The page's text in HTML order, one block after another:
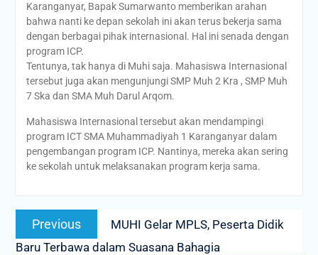
Karanganyar, Bapak Sumarwanto memberikan arahan
bahwa nanti ke depan sekolah ini akan terus bekerja sama
dengan berbagai pihak internasional. Hal ini senada dengan
program ICP.
Tentunya, tak hanya di Muhi saja. Mahasiswa Internasional
tersebut juga akan mengunjungi SMP Muh 2 Kra , SMP Muh
7 Ska dan SMA Muh Darul Arqom.
Mahasiswa Internasional tersebut akan mendampingi
program ICT SMA Muhammadiyah 1 Karanganyar dalam
pengembangan program ICP. Nantinya, mereka akan sering
ke sekolah untuk melaksanakan program kerja sama.
Post
navigation
Previous
post:
MUHI Gelar MPLS, Peserta Didik
Baru Terbawa dalam Suasana Bahagia